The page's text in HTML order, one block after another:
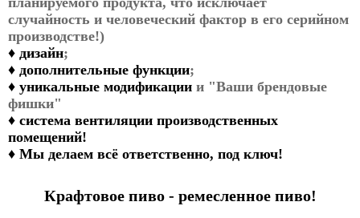
случайность и человеческий фактор в его серийном
производстве!)
♦ дизайн;
♦ дополнительные функции;
♦ уникальные модификации и "Ваши брендовые
фишки"
♦ система вентиляции производственных
помещений!
♦ Мы делаем всё ответственно, под ключ!
Крафтовое пиво - ремесленное пиво!